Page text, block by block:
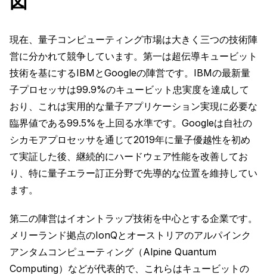
現在、量子コンピューティング市場は大きく三つの技術陣
営に分かれて競争しています。第一は超伝導キュービット
技術を基にするIBMとGoogleの陣営です。IBMの最新量
子プロセッサは99.9%のキュービット忠実度を達成して
おり、これは実用的な量子アプリケーション実現に必要な
臨界値である99.5%を上回る水準です。Googleは自社の
シカモアプロセッサを通じて2019年に量子優越性を初め
て実証した後、継続的にハードウェア性能を改善してお
り、特に量子エラー訂正分野で先導的な位置を維持してい
ます。
第二の陣営はイオントラップ技術を中心とする企業です。
メリーランド拠点のIonQとオーストリアのアルパインク
アンタムコンピューティング（Alpine Quantum
Computing）などが代表的で、これらはキュービットの